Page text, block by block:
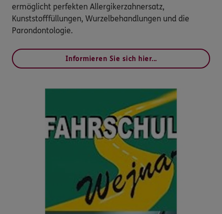
ermöglicht perfekten Allergikerzahnersatz,
Kunststofffüllungen, Wurzelbehandlungen und die
Parondontologie.
Informieren Sie sich hier...